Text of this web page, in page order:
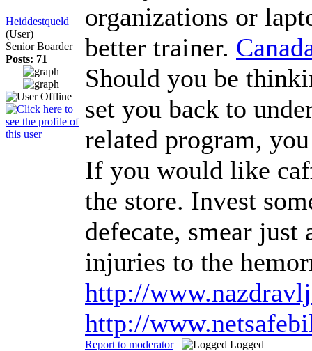
Heiddestqueld
(User)
Senior Boarder
Posts: 71
organizations or
better trainer.
Should you be
set you back to
related program,
If you would like
the store. Invest
defecate, smear
injuries to the
http://
http://
Report to moderator Logged